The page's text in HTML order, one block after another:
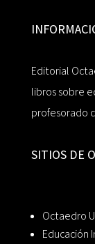
Editorial
libros sobre
profesorado
SITIOS DE
Octaedro
Educación